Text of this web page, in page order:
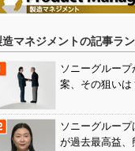
造マネジメントの記事ラ
ソニーグルー
案、その狙い
ソニーグルー
が過去最高益、